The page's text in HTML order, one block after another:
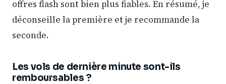
offres flash sont bien plus fiables. En résumé, je
déconseille la première et je recommande la
seconde.
Les vols de dernière minute sont-ils
remboursables ?